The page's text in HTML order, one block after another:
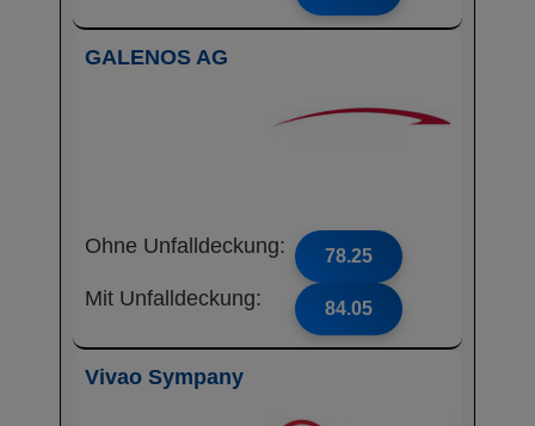
GALENOS AG
Ohne Unfalldeckung: 78.25
Mit Unfalldeckung: 84.05
Vivao Sympany